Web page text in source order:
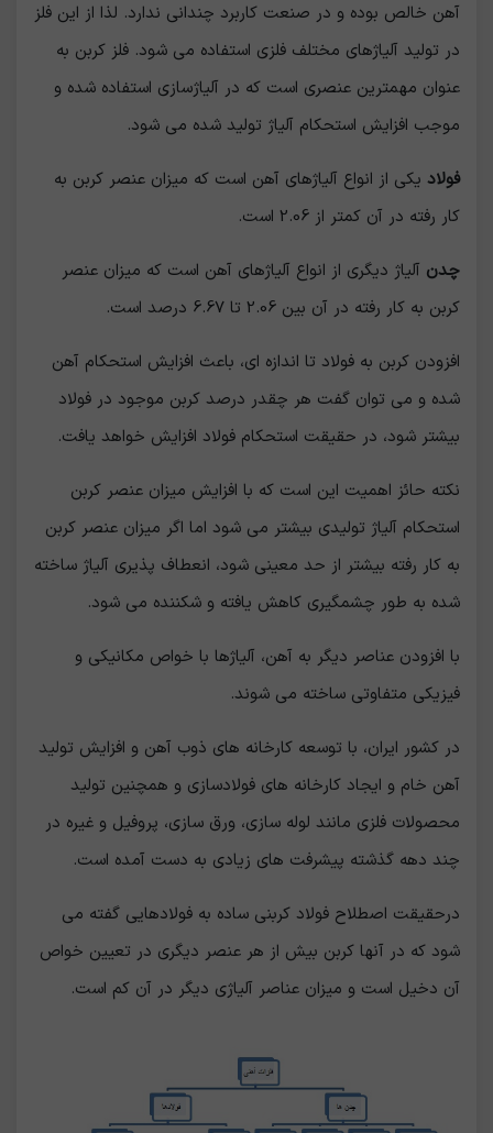
آهن خالص بوده و در صنعت کاربرد چندانی ندارد. لذا از این فلز
در تولید آلیاژهای مختلف فلزی استفاده می شود. فلز کربن به
عنوان مهمترین عنصری است که در آلیاژسازی استفاده شده و
موجب افزایش استحکام آلیاژ تولید شده می شود.
فولاد یکی از انواع آلیاژهای آهن است که میزان عنصر کربن به
کار رفته در آن کمتر از 2.06 است.
چدن آلیاژ دیگری از انواع آلیاژهای آهن است که میزان عنصر
کربن به کار رفته در آن بین 2.06 تا 6.67 درصد است.
افزودن کربن به فولاد تا اندازه اي، باعث افزایش استحکام آهن
شده و می توان گفت هر چقدر درصد کربن موجود در فولاد
بيشتر شود، در حقیقت استحکام فولاد افزايش خواهد يافت.
نکته حائز اهمیت این است که با افزایش میزان عنصر کربن
استحکام آلیاژ تولیدی بیشتر می شود اما اگر میزان عنصر کربن
به کار رفته بیشتر از حد معینی شود، انعطاف پذیری آلیاژ ساخته
شده به طور چشمگیری کاهش یافته و شکننده می شود.
با افزودن عناصر دیگر به آهن، آلیاژها با خواص مکانیکی و
فیزیکی متفاوتی ساخته می شوند.
در کشور ایران، با توسعه کارخانه هاي ذوب آهن و افزايش تولید
آهن خام و ایجاد کارخانه هاي فولادسازی و همچنین تولید
محصولات فلزی مانند لوله سازی، ورق سازی، پروفیل و غيره در
چند دهه گذشته پیشرفت های زیادی به دست آمده است.
درحقیقت اصطلاح فولاد کربنی ساده به فولادهایی گفته می
شود که در آنها کربن بیش از هر عنصر دیگری در تعیین خواص
آن دخیل است و میزان عناصر آلیاژی دیگر در آن کم است.